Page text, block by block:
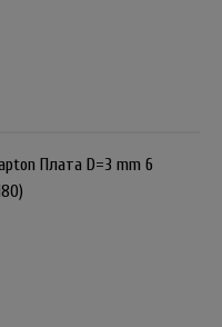
Плата D=3 mm 6